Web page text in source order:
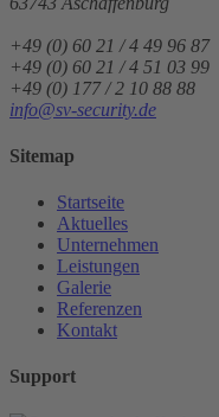
+49 (0) 60 21 / 4 49 96 87
+49 (0) 60 21 / 4 51 03 99
+49 (0) 177 / 2 10 88 88
info@sv-security.de
Sitemap
Startseite
Aktuelles
Unternehmen
Leistungen
Galerie
Referenzen
Kontakt
Support